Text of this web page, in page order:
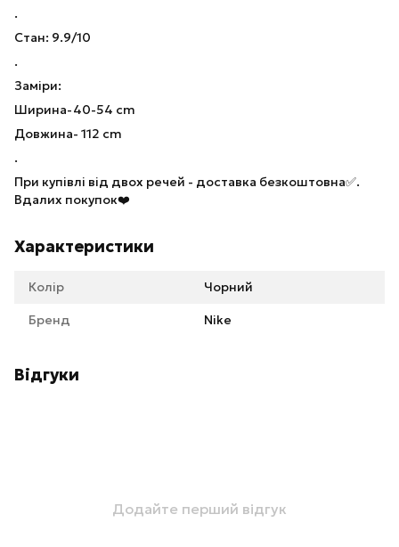
.
Стан: 9.9/10
.
Заміри:
Ширина-40-54 cm
Довжина- 112 cm
.
При купівлі від двох речей - доставка безкоштовна✅.
Вдалих покупок❤️
Характеристики
Колір Чорний
Бренд Nike
Відгуки
Додайте перший відгук